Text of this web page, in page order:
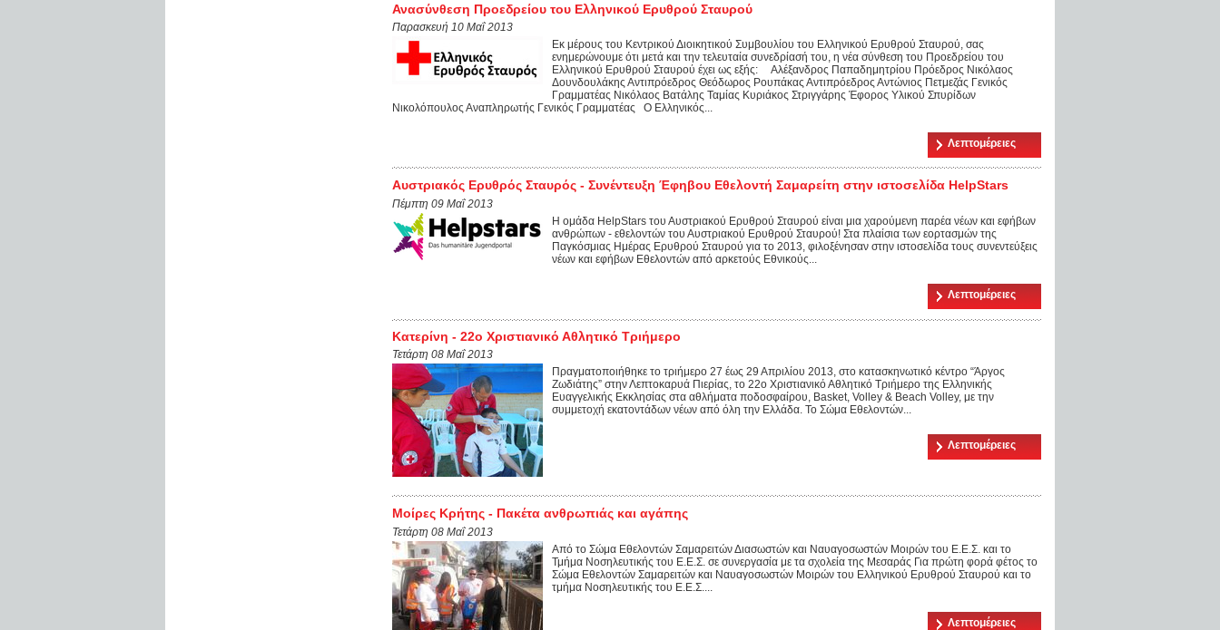
Ανασύνθεση Προεδρείου του Ελληνικού Ερυθρού Σταυρού
Παρασκευή 10 Μαΐ 2013
Εκ μέρους του Κεντρικού Διοικητικού Συμβουλίου του Ελληνικού Ερυθρού Σταυρού, σας
ενημερώνουμε ότι μετά και την τελευταία συνεδρίασή του, η νέα σύνθεση του Προεδρείου του
Ελληνικού Ερυθρού Σταυρού έχει ως εξής: Αλέξανδρος Παπαδημητρίου Πρόεδρος Νικόλαος
Δουνδουλάκης Αντιπρόεδρος Θεόδωρος Ρουπάκας Αντιπρόεδρος Αντώνιος Πετμεζάς Γενικός
Γραμματέας Νικόλαος Βατάλης Ταμίας Κυριάκος Στριγγάρης Έφορος Υλικού Σπυρίδων
Νικολόπουλος Αναπληρωτής Γενικός Γραμματέας Ο Ελληνικός...
Λεπτομέρειες
Αυστριακός Ερυθρός Σταυρός - Συνέντευξη Έφηβου Εθελοντή Σαμαρείτη στην ιστοσελίδα HelpStars
Πέμπτη 09 Μαΐ 2013
Η ομάδα HelpStars του Αυστριακού Ερυθρού Σταυρού είναι μια χαρούμενη παρέα νέων και εφήβων
ανθρώπων - εθελοντών του Αυστριακού Ερυθρού Σταυρού! Στα πλαίσια των εορτασμών της
Παγκόσμιας Ημέρας Ερυθρού Σταυρού για το 2013, φιλοξένησαν στην ιστοσελίδα τους συνεντεύξεις
νέων και εφήβων Εθελοντών από αρκετούς Εθνικούς...
Λεπτομέρειες
Κατερίνη - 22o Χριστιανικό Αθλητικό Τριήμερο
Τετάρτη 08 Μαΐ 2013
Πραγματοποιήθηκε το τριήμερο 27 έως 29 Απριλίου 2013, στο κατασκηνωτικό κέντρο “Άργος
Ζωδιάτης” στην Λεπτοκαρυά Πιερίας, το 22ο Χριστιανικό Αθλητικό Τριήμερο της Ελληνικής
Ευαγγελικής Εκκλησίας στα αθλήματα ποδοσφαίρου, Basket, Volley & Beach Volley, με την
συμμετοχή εκατοντάδων νέων από όλη την Ελλάδα. Το Σώμα Εθελοντών...
Λεπτομέρειες
Μοίρες Κρήτης - Πακέτα ανθρωπιάς και αγάπης
Τετάρτη 08 Μαΐ 2013
Από το Σώμα Εθελοντών Σαμαρειτών Διασωστών και Ναυαγοσωστών Μοιρών του Ε.Ε.Σ. και το
Τμήμα Νοσηλευτικής του Ε.Ε.Σ. σε συνεργασία με τα σχολεία της Μεσαράς Για πρώτη φορά φέτος το
Σώμα Εθελοντών Σαμαρειτών και Ναυαγοσωστών Μοιρών του Ελληνικού Ερυθρού Σταυρού και το
τμήμα Νοσηλευτικής του Ε.Ε.Σ....
Λεπτομέρειες